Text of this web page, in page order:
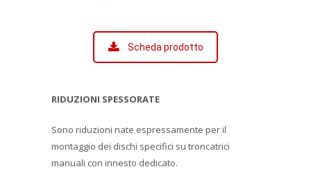
Scheda prodotto
RIDUZIONI SPESSORATE
Sono riduzioni nate espressamente per il
montaggio dei dischi specifici su troncatrici
manuali con innesto dedicato.